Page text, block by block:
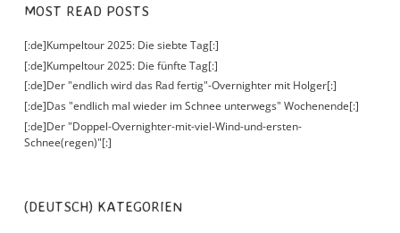
MOST READ POSTS
[:de]Kumpeltour 2025: Die siebte Tag[:]
[:de]Kumpeltour 2025: Die fünfte Tag[:]
[:de]Der "endlich wird das Rad fertig"-Overnighter mit Holger[:]
[:de]Das "endlich mal wieder im Schnee unterwegs" Wochenende[:]
[:de]Der "Doppel-Overnighter-mit-viel-Wind-und-ersten-
Schnee(regen)"[:]
(DEUTSCH) KATEGORIEN